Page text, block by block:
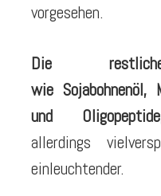
vorgesehen.
Die
wie Sojabohnenöl,
und
Oligopeptide
allerdings
einleuchtender.